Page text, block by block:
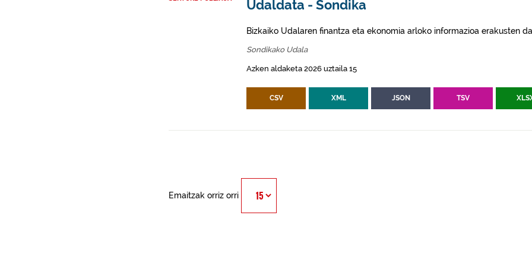
Udaldata - Sondika
Bizkaiko Udalaren finantza eta ekonomia arloko informazioa erakusten
Sondikako Udala
Azken aldaketa 2026 uztaila 15
CSV XML JSON TSV
Emaitzak orriz orri